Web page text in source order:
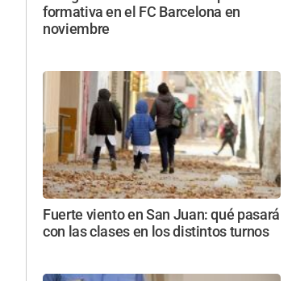
formativa en el FC Barcelona en
noviembre
Fuerte viento en San Juan: qué pasará
con las clases en los distintos turnos